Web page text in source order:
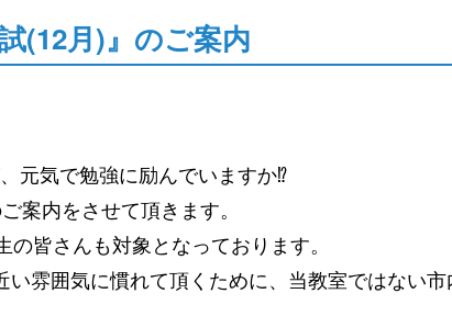
(12月)』のご案内
元気で勉強に励んでいますか⁉
案内をさせて頂きます。
皆さんも対象となっております。
い雰囲気に慣れて頂くために、当教室ではない